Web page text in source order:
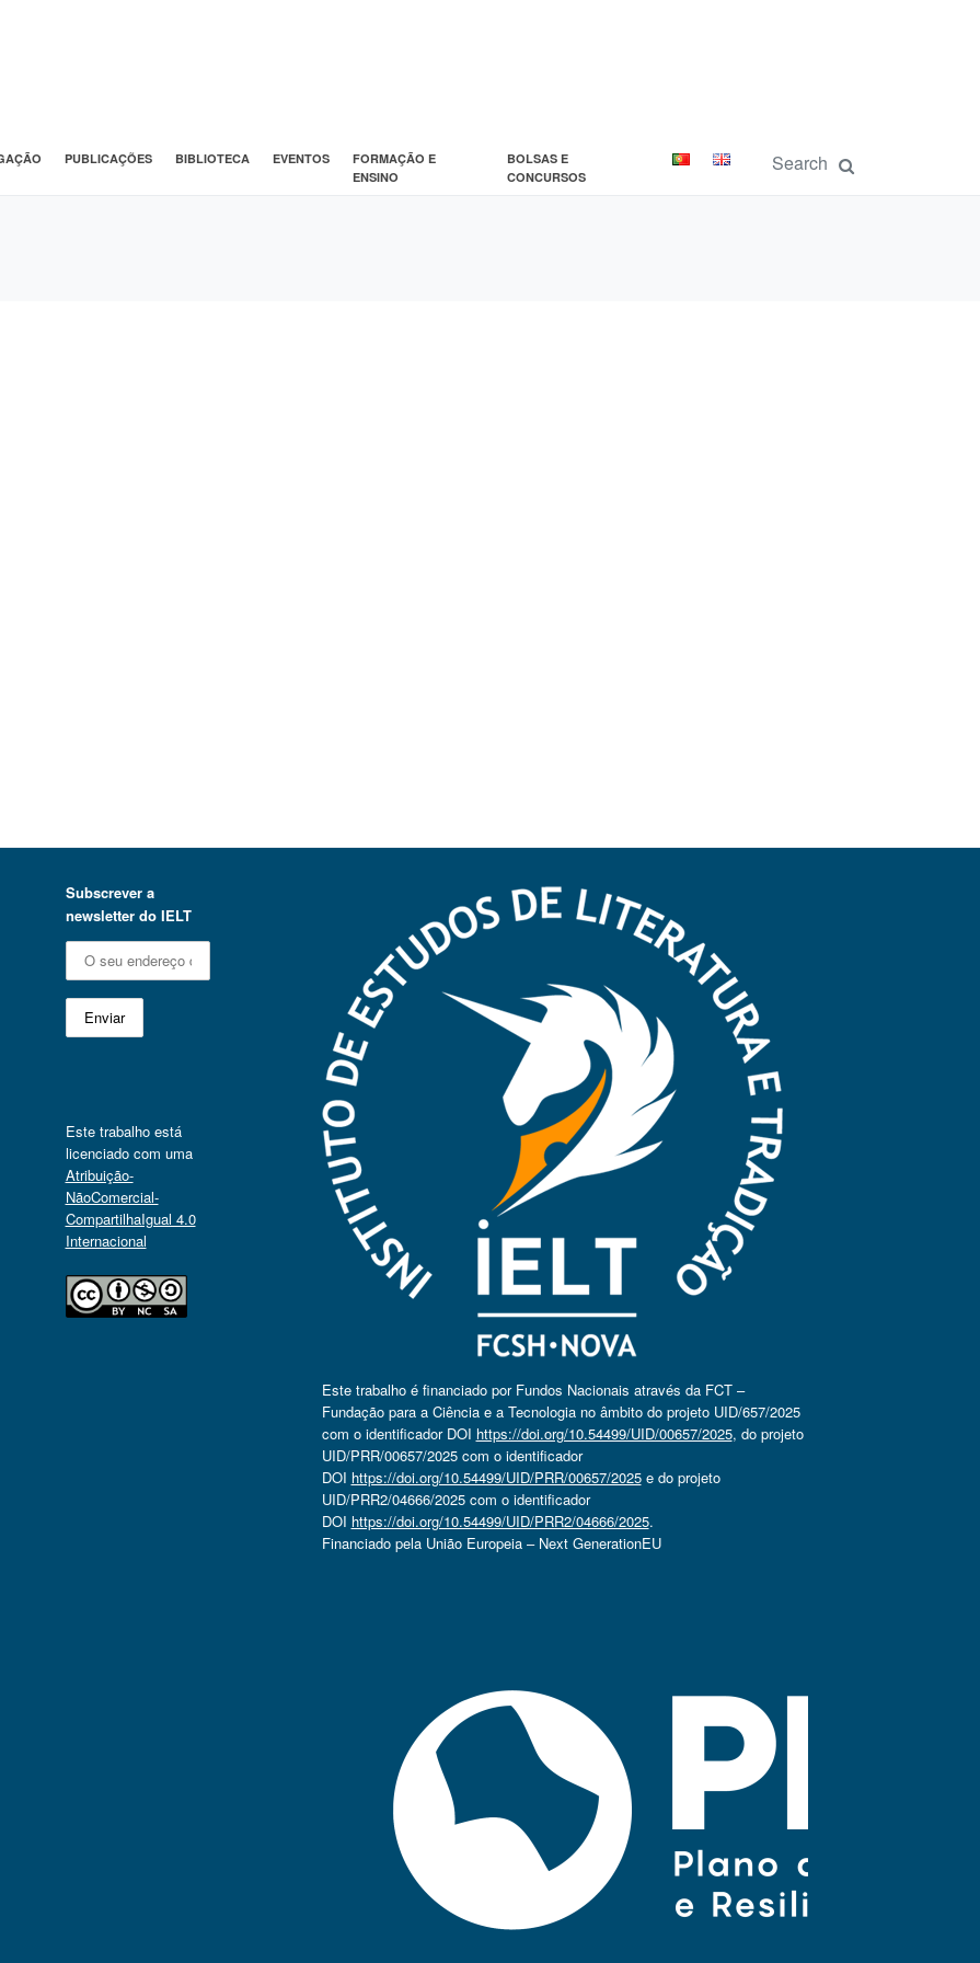
PUBLICAÇÕES BIBLIOTECA EVENTOS
FORMAÇÃO E
ENSINO
BOLSAS E
CONCURSOS
Subscrever a
newsletter do IELT
Este trabalho está
licenciado com uma
Atribuição-
NãoComercial-
CompartilhaIgual 4.0
Internacional
Este trabalho é financiado por Fundos Nacionais através da FCT –
Fundação para a Ciência e a Tecnologia no âmbito do projeto UID/657/2025
com o identificador DOI https://doi.org/10.54499/UID/00657/2025, do projeto
UID/PRR/00657/2025 com o identificador
DOI https://doi.org/10.54499/UID/PRR/00657/2025e do projeto
UID/PRR2/04666/2025 com o identificador
DOI https://doi.org/10.54499/UID/PRR2/04666/2025.
Financiado pela União Europeia – Next GenerationEU